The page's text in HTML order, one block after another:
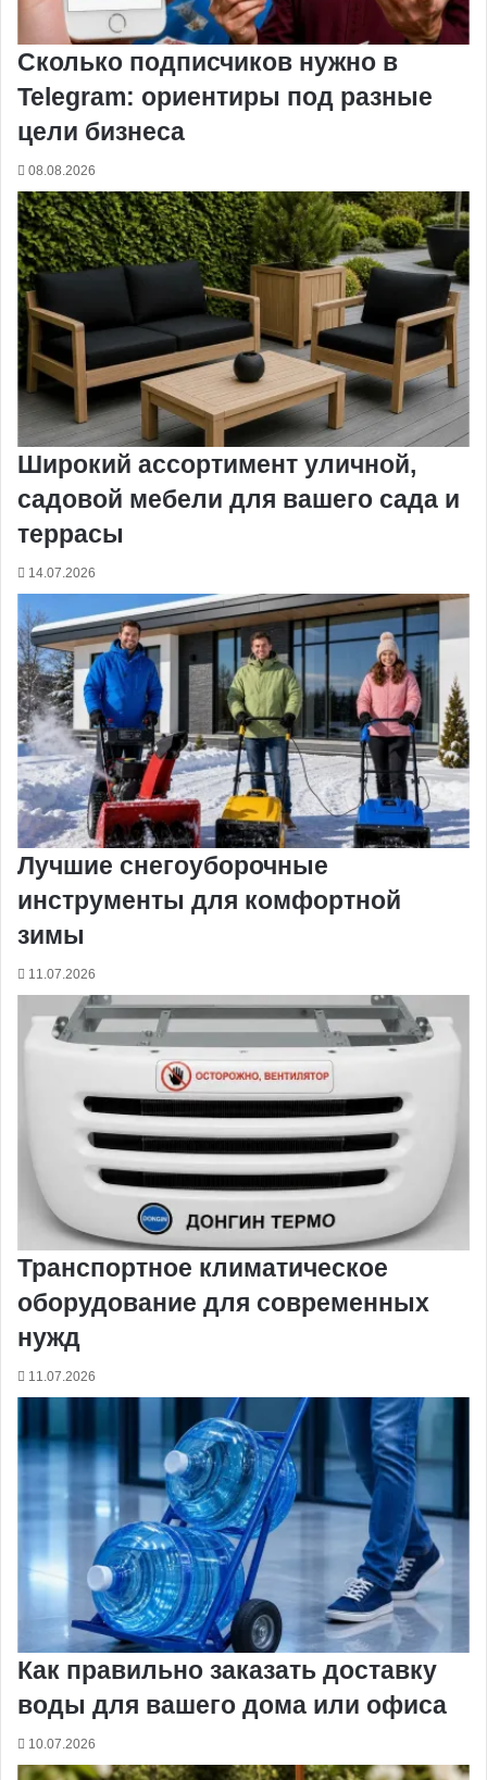
Сколько подписчиков нужно в
Telegram: ориентиры под разные
цели бизнеса
08.08.2026
Широкий ассортимент уличной,
садовой мебели для вашего сада и
террасы
14.07.2026
Лучшие снегоуборочные
инструменты для комфортной
зимы
11.07.2026
Транспортное климатическое
оборудование для современных
нужд
11.07.2026
Как правильно заказать доставку
воды для вашего дома или офиса
10.07.2026